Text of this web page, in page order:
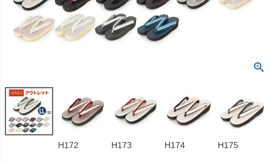
H172 H173 H174 H175